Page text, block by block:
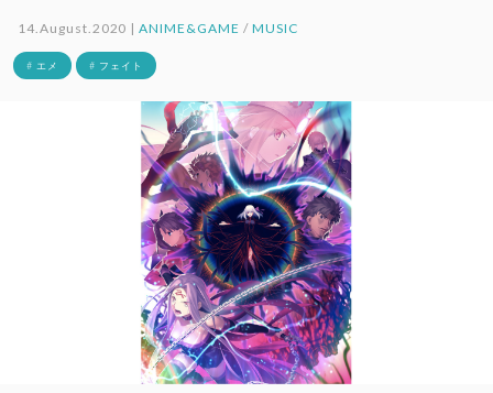
14.August.2020 |ANIME&GAME / MUSIC
# エメ # フェイト